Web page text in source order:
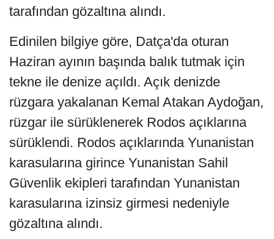
tarafından gözaltına alındı.
Edinilen bilgiye göre, Datça'da oturan
Haziran ayının başında balık tutmak için
tekne ile denize açıldı. Açık denizde
rüzgara yakalanan Kemal Atakan Aydoğan,
rüzgar ile sürüklenerek Rodos açıklarına
sürüklendi. Rodos açıklarında Yunanistan
karasularına girince Yunanistan Sahil
Güvenlik ekipleri tarafından Yunanistan
karasularına izinsiz girmesi nedeniyle
gözaltına alındı.